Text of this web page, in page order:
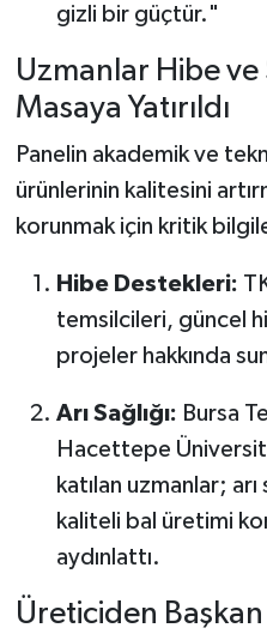
gizli bir güçtür."
Uzmanlar Hibe ve
Masaya Yatırıldı
Panelin akademik ve
ürünlerinin kalitesini
korunmak için kritik
Hibe Destekleri:
temsilcileri, güncel
projeler hakkında
Arı Sağlığı: Bursa
Hacettepe
katılan uzmanlar;
kaliteli bal üretimi
aydınlattı.
Üreticiden Başkan